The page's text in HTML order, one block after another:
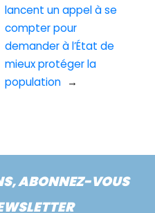
lancent un appel à se
compter pour
demander à l’État de
mieux protéger la
population →
ABONNEZ-VOUS